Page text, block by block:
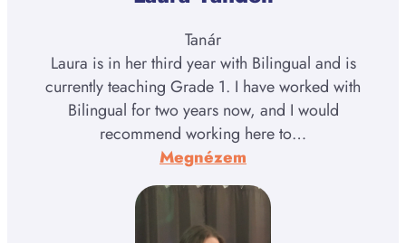
Tanár
Laura is in her third year with Bilingual and is
currently teaching Grade 1. I have worked with
Bilingual for two years now, and I would
recommend working here to…
Megnézem
Laura
Yandell